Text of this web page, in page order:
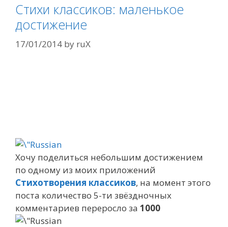
Стихи классиков: маленькое
достижение
17/01/2014 by ruX
Хочу поделиться небольшим достижением
по одному из моих приложений
Стихотворения классиков, на момент этого
поста количество 5-ти звёздночных
комментариев переросло за 1000